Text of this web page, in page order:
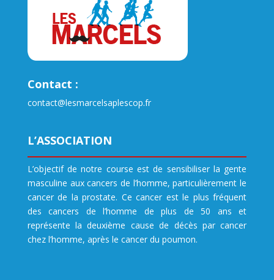
Contact :
contact@lesmarcelsaplescop.fr
L’ASSOCIATION
L’objectif de notre course est de sensibiliser la gente
masculine aux cancers de l’homme, particulièrement le
cancer de la prostate. Ce cancer est le plus fréquent
des cancers de l’homme de plus de 50 ans et
représente la deuxième cause de décès par cancer
chez l’homme, après le cancer du poumon.